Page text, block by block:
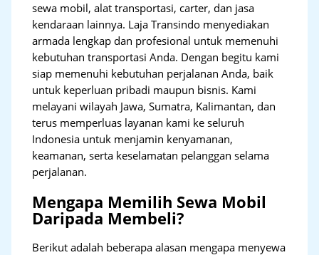
sewa mobil, alat transportasi, carter, dan jasa
kendaraan lainnya. Laja Transindo menyediakan
armada lengkap dan profesional untuk memenuhi
kebutuhan transportasi Anda. Dengan begitu kami
siap memenuhi kebutuhan perjalanan Anda, baik
untuk keperluan pribadi maupun bisnis. Kami
melayani wilayah Jawa, Sumatra, Kalimantan, dan
terus memperluas layanan kami ke seluruh
Indonesia untuk menjamin kenyamanan,
keamanan, serta keselamatan pelanggan selama
perjalanan.
Mengapa Memilih Sewa Mobil
Daripada Membeli?
Berikut adalah beberapa alasan mengapa menyewa